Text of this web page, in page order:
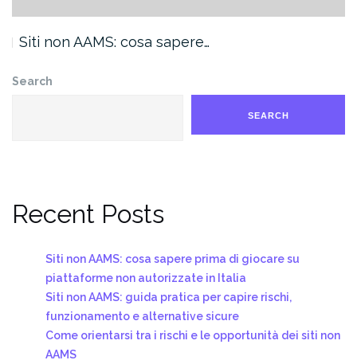
Siti non AAMS: cosa sapere…
Search
SEARCH
Recent Posts
Siti non AAMS: cosa sapere prima di giocare su
piattaforme non autorizzate in Italia
Siti non AAMS: guida pratica per capire rischi,
funzionamento e alternative sicure
Come orientarsi tra i rischi e le opportunità dei siti non
AAMS